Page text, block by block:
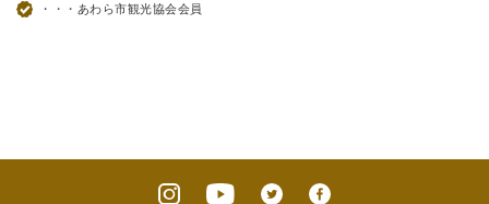
・・・あわら市観光協会会員